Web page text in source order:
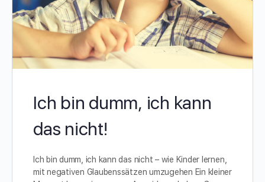
Ich bin dumm, ich kann
das nicht!
Ich bin dumm, ich kann das nicht – wie Kinder lernen,
mit negativen Glaubenssätzen umzugehen Ein kleiner